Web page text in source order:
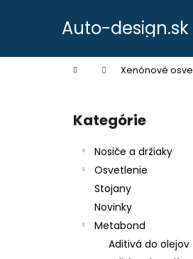
Auto-design.sk
Domov Xenónové
Preskočiť
kategórie
Kategórie
Nosiče a držiaky
Osvetlenie
Stojany
Novinky
Metabond
Aditivá do olejov
í
Späť
do
Späť
do